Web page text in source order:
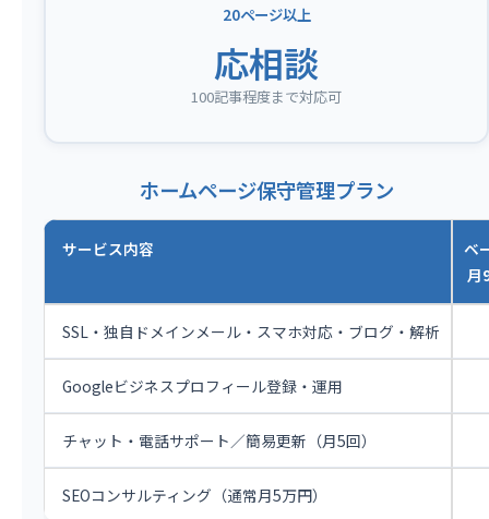
20ページ以上
応相談
100記事程度まで対応可
ホームページ保守管理プラン
サービス内容
ベ
月
SSL・独自ドメインメール・スマホ対応・ブログ・解析
Googleビジネスプロフィール登録・運用
チャット・電話サポート／簡易更新（月5回）
SEOコンサルティング（通常月5万円）